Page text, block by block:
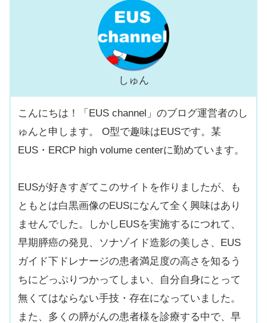
しゅん
こんにちは！「EUS channel」のブログ運営者のし
ゅんと申します。 O型で趣味はEUSです。某
EUS・ERCP high volume centerに勤めています。
EUSが好きすぎてこのサイトを作りましたが、も
ともとは白黒画像のEUSになんて全く興味はあり
ませんでした。しかしEUSを実施するにつれて、
早期膵癌の発見、ソナゾイド造影の美しさ、EUS
ガイド下ドレナージの患者満足度の高さを知るう
ちにどっぷりつかってしまい、自分自身にとって
無くてはならない手技・存在になっていました。
また、多くの膵がんの患者様を診療する中で、早